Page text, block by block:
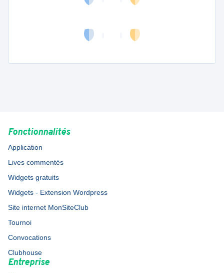
Fonctionnalités
Application
Lives commentés
Widgets gratuits
Widgets - Extension Wordpress
Site internet MonSiteClub
Tournoi
Convocations
Clubhouse
Entreprise